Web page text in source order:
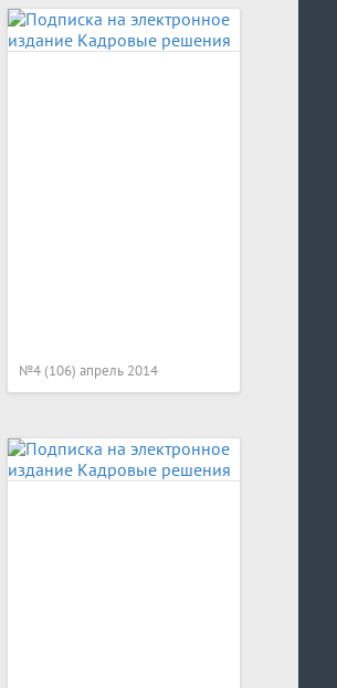
№4 (106) апрель 2014